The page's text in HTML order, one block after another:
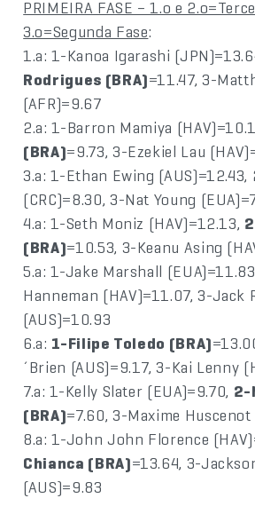
PRIMEIRA FASE – 1.o e
3.o=Segunda Fase:
1.a: 1-Kanoa Igarashi
Rodrigues (BRA)=11.47, 3-
(AFR)=9.67
2.a: 1-Barron Mamiya
(BRA)=9.73, 3-Ezekiel Lau
3.a: 1-Ethan Ewing
(CRC)=8.30, 3-Nat Young
4.a: 1-Seth Moniz (HAV)=12.13,
(BRA)=10.53, 3-Keanu Asing
5.a: 1-Jake Marshall
Hanneman (HAV)=11.07, 3-Jack
(AUS)=10.93
6.a: 1-Filipe Toledo (BRA)
´Brien (AUS)=9.17, 3-Kai Lenny
7.a: 1-Kelly Slater (EUA)=9.70, 2-
(BRA)=7.60, 3-Maxime Huscenot
8.a: 1-John John Florence
Chianca (BRA)=13.64, 3-
(AUS)=9.83